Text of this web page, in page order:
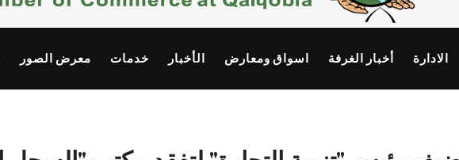
الادارة أخبار الغرفة اسواق ومعارض الأخبار خدمات معرض الصور